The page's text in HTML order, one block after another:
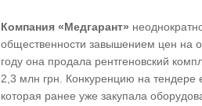
Компания «Медгарант»
общественности завышением цен на
году она продала рентгеновский
2,3 млн грн. Конкуренцию на тендере
которая ранее уже закупала